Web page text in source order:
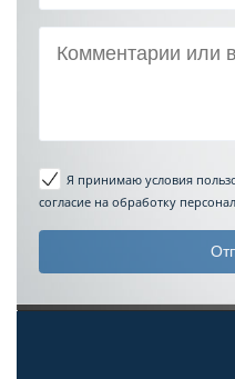
Я принимаю условия
согласие на обработку